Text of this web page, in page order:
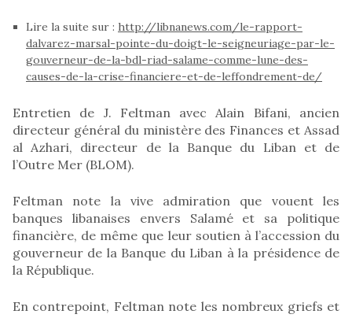
Lire la suite sur : http://libnanews.com/le-rapport-
dalvarez-marsal-pointe-du-doigt-le-seigneuriage-par-le-
gouverneur-de-la-bdl-riad-salame-comme-lune-des-
causes-de-la-crise-financiere-et-de-leffondrement-de/
Entretien de J. Feltman avec Alain Bifani, ancien
directeur général du ministère des Finances et Assad
al Azhari, directeur de la Banque du Liban et de
l’Outre Mer (BLOM).
Feltman note la vive admiration que vouent les
banques libanaises envers Salamé et sa politique
financière, de même que leur soutien à l’accession du
gouverneur de la Banque du Liban à la présidence de
la République.
En contrepoint, Feltman note les nombreux griefs et